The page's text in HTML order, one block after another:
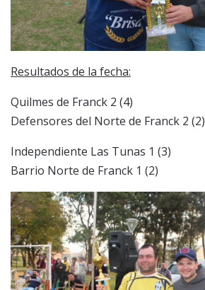
Resultados de la fecha:
Quilmes de Franck 2 (4)
Defensores del Norte de Franck 2 (2)
Independiente Las Tunas 1 (3)
Barrio Norte de Franck 1 (2)